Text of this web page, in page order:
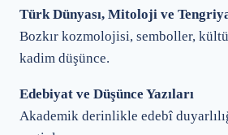
Türk Dünyası, Mitoloji ve
Bozkır kozmolojisi, semboller,
kadim düşünce.
Edebiyat ve Düşünce Yazıları
Akademik derinlikle edebî